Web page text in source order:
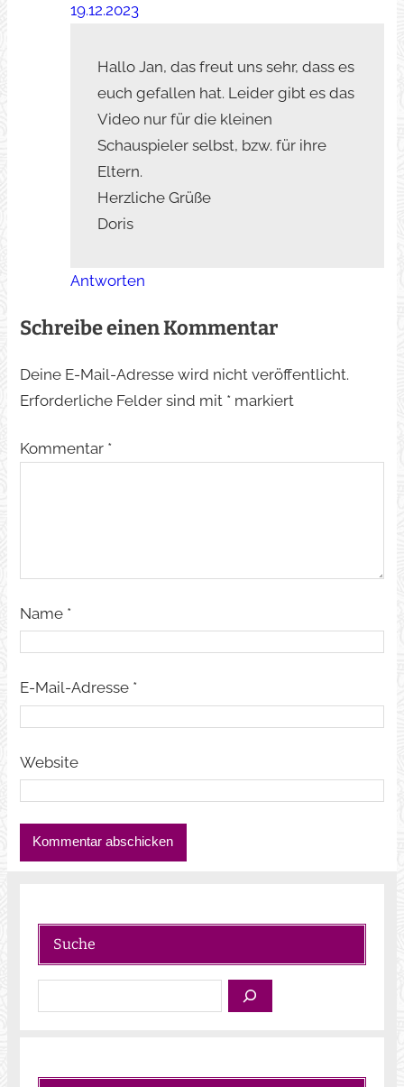
19.12.2023
Hallo Jan, das freut uns sehr, dass es
euch gefallen hat. Leider gibt es das
Video nur für die kleinen
Schauspieler selbst, bzw. für ihre
Eltern.
Herzliche Grüße
Doris
Antworten
Schreibe einen Kommentar
Deine E-Mail-Adresse wird nicht veröffentlicht.
Erforderliche Felder sind mit *markiert
Kommentar *
Name *
E-Mail-Adresse *
Website
Suche
u